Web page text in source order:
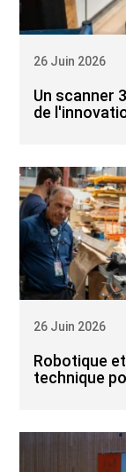
Un scanner
de
26 Juin 2026
Robotique
technique
26 Juin 2026